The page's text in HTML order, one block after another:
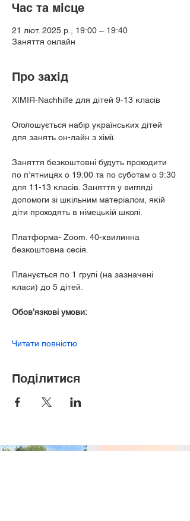
Час та місце
21 лют. 2025 р., 19:00 – 19:40
Заняття онлайн
Про захід
ХІМІЯ-Nachhilfe для дітей 9-13 класів
Оголошується набір українських дітей
для занять он-лайн з хімії.
Заняття безкоштовні будуть проходити
по п’ятницях о 19:00 та по суботам о 9:30
для 11-13 класів. Заняття у вигляді
допомоги зі шкільним матеріалом, якій
діти проходять в німецькій школі.
Платформа- Zoom. 40-хвилинна
безкоштовна сесія.
Планується по 1 групі (на зазначені
класи) до 5 дітей.
Обов’язкові умови:
Читати повністю
Поділитися